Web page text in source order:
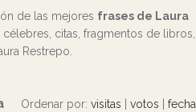
de las mejores frases de Laura
célebres, citas, fragmentos de libros,
Restrepo.
Ordenar por: visitas votos fecha